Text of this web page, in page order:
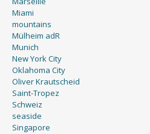
Miami
mountains
Mülheim adR
Munich
New York City
Oklahoma City
Oliver Krautscheid
Saint-Tropez
Schweiz
seaside
Singapore